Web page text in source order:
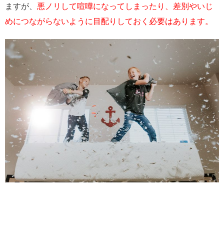
ますが、 悪ノリして喧嘩になってしまったり、差別やいじ
めにつながらないように目配りしておく必要はあります。